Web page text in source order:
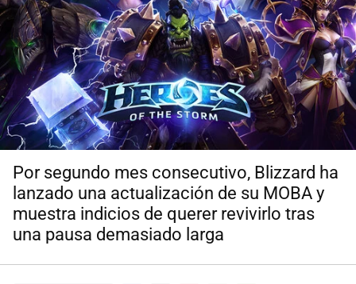
Por segundo mes consecutivo, Blizzard ha
lanzado una actualización de su MOBA y
muestra indicios de querer revivirlo tras
una pausa demasiado larga